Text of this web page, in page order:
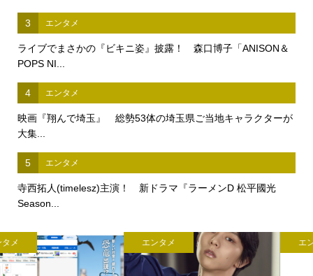
3 エンタメ
ライブでまさかの『ビキニ姿』披露！ 森口博子「ANISON＆
POPS NI...
4 エンタメ
映画『翔んで埼玉』 総勢53体の埼玉県ご当地キャラクターが
大集...
5 エンタメ
寺西拓人(timelesz)主演！ 新ドラマ『ラーメンD 松平國光
Season...
エンタメ エンタメ